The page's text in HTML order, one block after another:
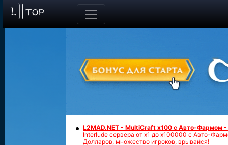
L2MAD.NET - MultiCraft x100 с Авто-Фармом
Interlude сервера от х1 до х100000 с Авто-
Долларов, множество игроков, врывайся!